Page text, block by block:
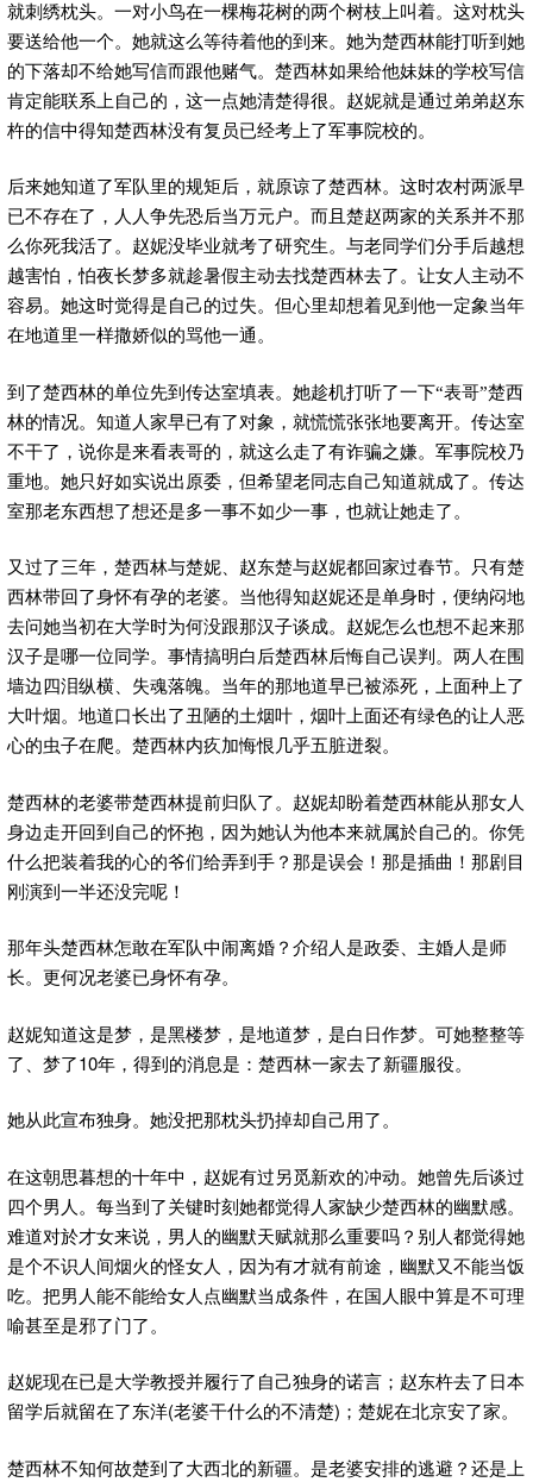
就刺绣枕头。一对小鸟在一棵梅花树的两个树枝上叫着。这对枕头
要送给他一个。她就这么等待着他的到来。她为楚西林能打听到她
的下落却不给她写信而跟他赌气。楚西林如果给他妹妹的学校写信
肯定能联系上自己的，这一点她清楚得很。赵妮就是通过弟弟赵东
杵的信中得知楚西林没有复员已经考上了军事院校的。
后来她知道了军队里的规矩后，就原谅了楚西林。这时农村两派早
已不存在了，人人争先恐后当万元户。而且楚赵两家的关系并不那
么你死我活了。赵妮没毕业就考了研究生。与老同学们分手后越想
越害怕，怕夜长梦多就趁暑假主动去找楚西林去了。让女人主动不
容易。她这时觉得是自己的过失。但心里却想着见到他一定象当年
在地道里一样撒娇似的骂他一通。
到了楚西林的单位先到传达室填表。她趁机打听了一下“表哥”楚西
林的情况。知道人家早已有了对象，就慌慌张张地要离开。传达室
不干了，说你是来看表哥的，就这么走了有诈骗之嫌。军事院校乃
重地。她只好如实说出原委，但希望老同志自己知道就成了。传达
室那老东西想了想还是多一事不如少一事，也就让她走了。
又过了三年，楚西林与楚妮、赵东楚与赵妮都回家过春节。只有楚
西林带回了身怀有孕的老婆。当他得知赵妮还是单身时，便纳闷地
去问她当初在大学时为何没跟那汉子谈成。赵妮怎么也想不起来那
汉子是哪一位同学。事情搞明白后楚西林后悔自己误判。两人在围
墙边四泪纵横、失魂落魄。当年的那地道早已被添死，上面种上了
大叶烟。地道口长出了丑陋的土烟叶，烟叶上面还有绿色的让人恶
心的虫子在爬。楚西林内疚加悔恨几乎五脏迸裂。
楚西林的老婆带楚西林提前归队了。赵妮却盼着楚西林能从那女人
身边走开回到自己的怀抱，因为她认为他本来就属於自己的。你凭
什么把装着我的心的爷们给弄到手？那是误会！那是插曲！那剧目
刚演到一半还没完呢！
那年头楚西林怎敢在军队中闹离婚？介绍人是政委、主婚人是师
长。更何况老婆已身怀有孕。
赵妮知道这是梦，是黑楼梦，是地道梦，是白日作梦。可她整整等
了、梦了10年，得到的消息是：楚西林一家去了新疆服役。
她从此宣布独身。她没把那枕头扔掉却自己用了。
在这朝思暮想的十年中，赵妮有过另觅新欢的冲动。她曾先后谈过
四个男人。每当到了关键时刻她都觉得人家缺少楚西林的幽默感。
难道对於才女来说，男人的幽默天赋就那么重要吗？别人都觉得她
是个不识人间烟火的怪女人，因为有才就有前途，幽默又不能当饭
吃。把男人能不能给女人点幽默当成条件，在国人眼中算是不可理
喻甚至是邪了门了。
赵妮现在已是大学教授并履行了自己独身的诺言；赵东杵去了日本
留学后就留在了东洋(老婆干什么的不清楚) ；楚妮在北京安了家。
楚西林不知何故楚到了大西北的新疆。是老婆安排的逃避？还是上